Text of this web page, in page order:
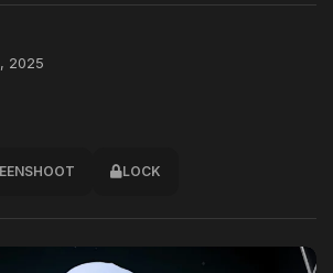
2025
LOCK